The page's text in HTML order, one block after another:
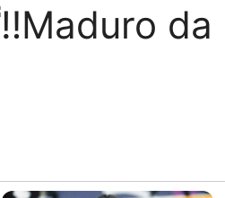
Maduro